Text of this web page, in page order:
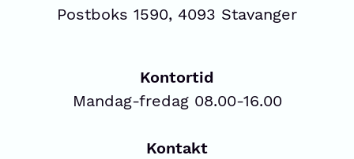
Postboks 1590, 4093 Stavanger
Kontortid
Mandag-fredag 08.00-16.00
Kontakt